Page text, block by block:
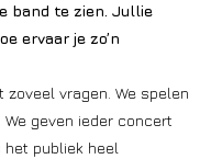
band te zien. Jullie
ervaar je zo’n
zoveel vragen. We spelen
We geven ieder concert
het publiek heel